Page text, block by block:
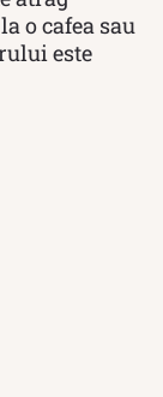
o cafea sau
este